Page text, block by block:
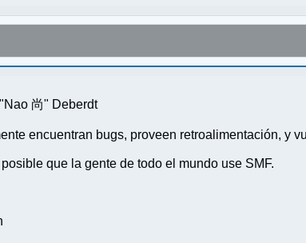
尚" Deberdt
encuentran bugs, proveen retroalimentación, y
que la gente de todo el mundo use SMF.